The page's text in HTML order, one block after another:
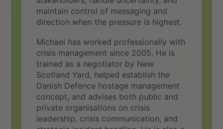
maintain control of messaging and
direction when the pressure is highest.
Michael has worked professionally with
crisis management since 2005. He is
trained as a negotiator by New
Scotland Yard, helped establish the
Danish Defence hostage management
concept, and advises both public and
private organisations on crisis
leadership, crisis communication, and